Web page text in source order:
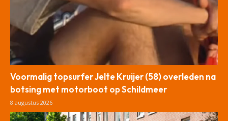
Voormalig topsurfer Jelte Kruijer (58) overleden na
botsing met motorboot op Schildmeer
8 augustus 2026